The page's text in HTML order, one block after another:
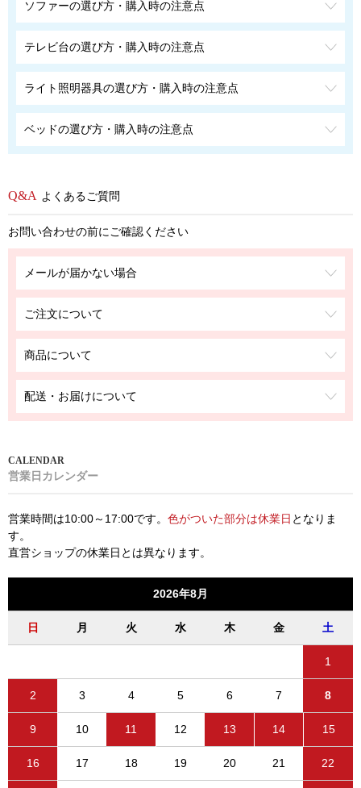
ソファーの選び方・購入時の注意点
テレビ台の選び方・購入時の注意点
ライト照明器具の選び方・購入時の注意点
ベッドの選び方・購入時の注意点
よくあるご質問
お問い合わせの前にご確認ください
メールが届かない場合
ご注文について
商品について
配送・お届けについて
営業日カレンダー
営業時間は10:00～17:00です。 色がついた部分は休業日 となりま
す。
直営ショップの休業日とは異なります。
2026年8月
日 月 火 水 木 金 土
1
2 3 4 5 6 7 8
9 10 11 12 13 14 15
16 17 18 19 20 21 22